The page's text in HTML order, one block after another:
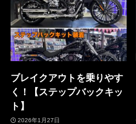
ブレイクアウトを乗りやす
く！【ステップバックキッ
ト】
2026年1月27日